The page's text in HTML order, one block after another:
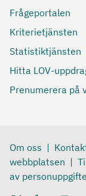
Frågeportalen
Kriterietjänsten
Statistiktjänsten
Hitta LOV-
Prenumerera på
Om oss
webbplatsen
av